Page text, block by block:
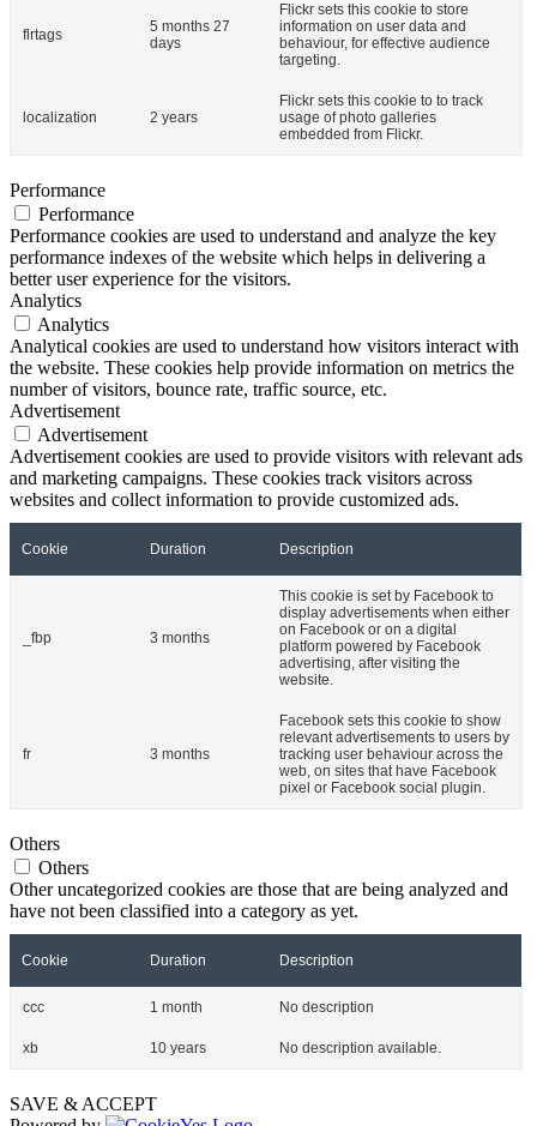
flrtags
5 months 27
days
Flickr sets this cookie to store
information on user data and
behaviour, for effective audience
targeting.
localization 2 years
Flickr sets this cookie to to track
usage of photo galleries
embedded from Flickr.
Performance
Performance
Performance cookies are used to understand and analyze the key
performance indexes of the website which helps in delivering a
better user experience for the visitors.
Analytics
Analytics
Analytical cookies are used to understand how visitors interact with
the website. These cookies help provide information on metrics the
number of visitors, bounce rate, traffic source, etc.
Advertisement
Advertisement
Advertisement cookies are used to provide visitors with relevant ads
and marketing campaigns. These cookies track visitors across
websites and collect information to provide customized ads.
Cookie Duration Description
_fbp 3 months
This cookie is set by Facebook to
display advertisements when either
on Facebook or on a digital
platform powered by Facebook
advertising, after visiting the
website.
fr 3 months
Facebook sets this cookie to show
relevant advertisements to users by
tracking user behaviour across the
web, on sites that have Facebook
pixel or Facebook social plugin.
Others
Others
Other uncategorized cookies are those that are being analyzed and
have not been classified into a category as yet.
Cookie Duration Description
ccc 1 month No description
xb 10 years No description available.
SAVE & ACCEPT